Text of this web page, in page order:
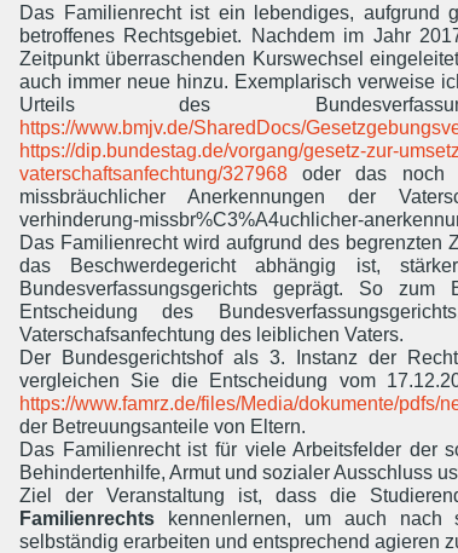
Das Familienrecht ist ein lebendiges, aufgrund
betroffenes Rechtsgebiet. Nachdem im Jahr
Zeitpunkt überraschenden Kurswechsel
auch immer neue hinzu. Exemplarisch verweise
Urteils des
https://www.bmjv.de/SharedDocs/
https://dip.bundestag.de/vorgang/gesetz-zur-
vaterschaftsanfechtung/327968 oder das noch
missbräuchlicher Anerkennungen der
verhinderung-missbr%C3%A4uchlicher-
Das Familienrecht wird aufgrund des begrenzten
das Beschwerdegericht abhängig ist,
Bundesverfassungsgerichts geprägt. So
Entscheidung des
Vaterschafsanfechtung des leiblichen Vaters.
Der Bundesgerichtshof als 3. Instanz der
vergleichen Sie die Entscheidung vom
https://www.famrz.de/files/Media/dokumente/pdfs/
der Betreuungsanteile von Eltern.
Das Familienrecht ist für viele Arbeitsfelder der
Behindertenhilfe, Armut und sozialer Ausschluss
Ziel der Veranstaltung ist, dass die
Familienrechts kennenlernen, um auch nach
selbständig erarbeiten und entsprechend agieren